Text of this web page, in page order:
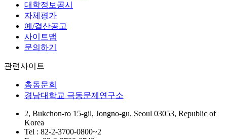
대학정보공시
자체평가
예/결산공고
사이트맵
문의하기
관련사이트
총동문회
경남대학교 극동문제연구소
2, Bukchon-ro 15-gil, Jongno-gu, Seoul 03053, Republic of
Korea
Tel : 82-2-3700-0800~2